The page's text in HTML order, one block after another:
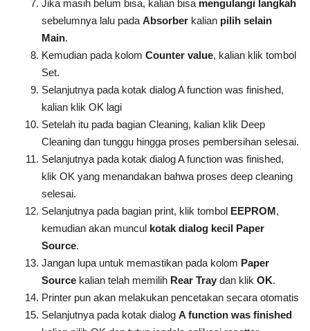
Jika masih belum bisa, kalian bisa mengulangi langkah
sebelumnya lalu pada Absorber kalian pilih selain
Main.
Kemudian pada kolom Counter value, kalian klik tombol
Set.
Selanjutnya pada kotak dialog A function was finished,
kalian klik OK lagi
Setelah itu pada bagian Cleaning, kalian klik Deep
Cleaning dan tunggu hingga proses pembersihan selesai.
Selanjutnya pada kotak dialog A function was finished,
klik OK yang menandakan bahwa proses deep cleaning
selesai.
Selanjutnya pada bagian print, klik tombol EEPROM,
kemudian akan muncul kotak dialog kecil Paper
Source.
Jangan lupa untuk memastikan pada kolom Paper
Source kalian telah memilih Rear Tray dan klik OK.
Printer pun akan melakukan pencetakan secara otomatis
Selanjutnya pada kotak dialog A function was finished